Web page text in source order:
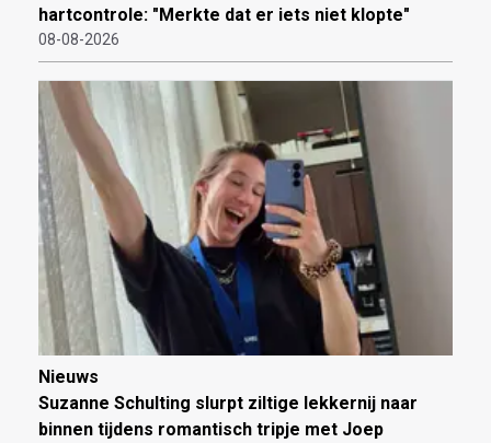
hartcontrole: "Merkte dat er iets niet klopte"
08-08-2026
Nieuws
Suzanne Schulting slurpt ziltige lekkernij naar
binnen tijdens romantisch tripje met Joep